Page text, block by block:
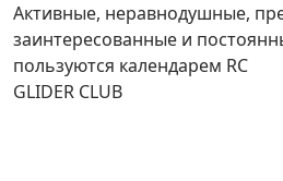
Активные, неравнодушные,
заинтересованные и
пользуются календарем RC
GLIDER CLUB